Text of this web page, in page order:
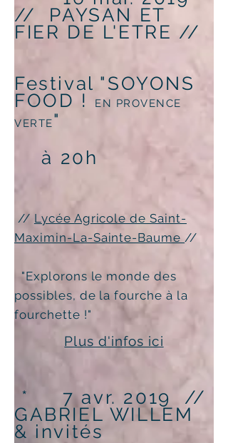
// PAYSAN ET
FIER DE L'ETRE //
Festival "SOYONS
FOOD !
EN PROVENCE
VERTE"
à 20h
// Lycée Agricole de Saint-
Maximin-La-Sainte-Baume//
"Explorons le monde des
possibles, de la fourche à la
fourchette !"
Plus d'infos ici
* 7 avr. 2019 //
GABRIEL WILLEM
& invités